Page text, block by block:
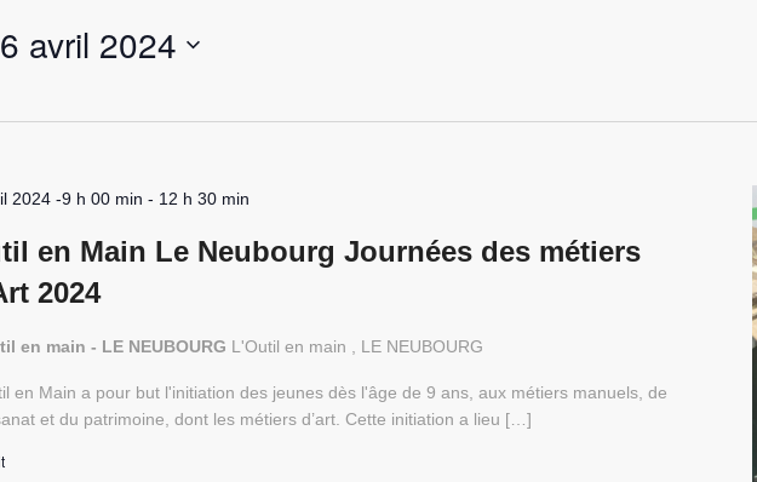
6 avril 2024
2024 -9 h 00 min - 12 h 30 min
en Main Le Neubourg Journées des métiers
2024
en main - LE NEUBOURG L'Outil en main , LE NEUBOURG
en Main a pour but l'initiation des jeunes dès l'âge de 9 ans, aux métiers manuels, de
et du patrimoine, dont les métiers d’art. Cette initiation a lieu […]